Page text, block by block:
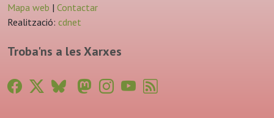
Mapa web | Contactar
Realització: cdnet
Troba'ns a les Xarxes